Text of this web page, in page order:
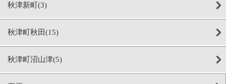
秋津新町(3)
秋津町秋田(15)
秋津町沼山津(5)